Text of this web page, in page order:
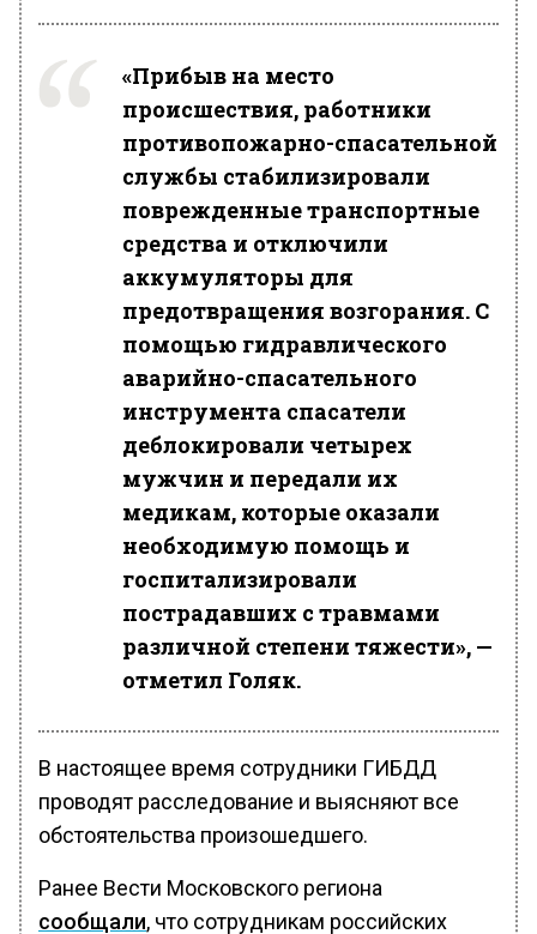
«Прибыв на место
происшествия, работники
противопожарно-спасательной
службы стабилизировали
поврежденные транспортные
средства и отключили
аккумуляторы для
предотвращения возгорания. С
помощью гидравлического
аварийно-спасательного
инструмента спасатели
деблокировали четырех
мужчин и передали их
медикам, которые оказали
необходимую помощь и
госпитализировали
пострадавших с травмами
различной степени тяжести», —
отметил Голяк.
В настоящее время сотрудники ГИБДД
проводят расследование и выясняют все
обстоятельства произошедшего.
Ранее Вести Московского региона
сообщали, что сотрудникам российских